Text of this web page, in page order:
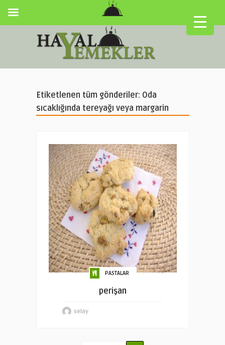
Etiketlenen tüm gönderiler: Oda
sıcaklığında tereyağı veya margarin
PASTALAR
perişan
selay